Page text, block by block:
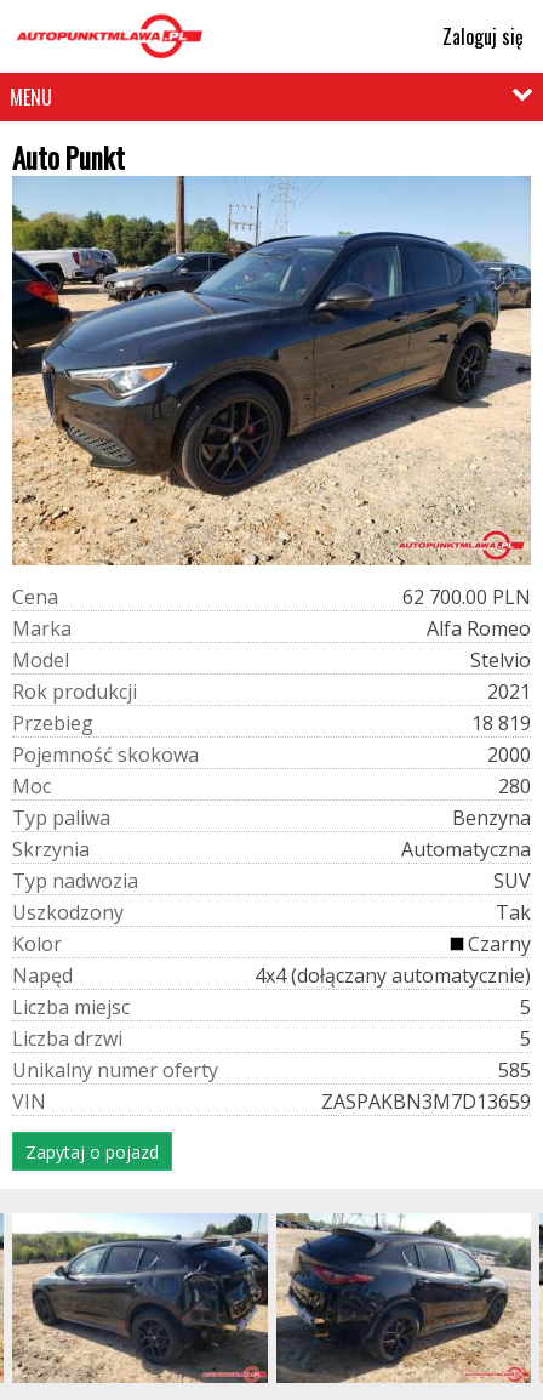
Zaloguj się
MENU
Auto Punkt
Cena
62 700.00 PLN
Marka
Alfa Romeo
Model
Stelvio
Rok produkcji
2021
Przebieg
18 819
Pojemność skokowa
2000
Moc
280
Typ paliwa
Benzyna
Skrzynia
Automatyczna
Typ nadwozia
SUV
Uszkodzony
Tak
Kolor
Czarny
Napęd
4x4 (dołączany automatycznie)
Liczba miejsc
5
Liczba drzwi
5
Unikalny numeroferty
585
VIN ZASPAKBN3M7D13659
Zapytaj o pojazd